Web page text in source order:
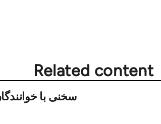
Related content
سخنی با